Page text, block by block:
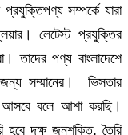
সম্পর্কে যারা
লেটেস্ট প্রযুক্তির
তাদের পণ্য বাংলাদেশে
জন্য সম্মানের। ভিসতার
আসবে বলে আশা করছি।
হবে দক্ষ জনশক্তি, তৈরি